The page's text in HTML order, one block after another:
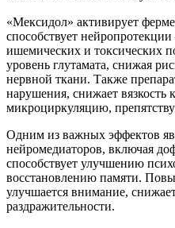
«Мексидол» активирует
способствует
ишемических и токсических
уровень глутамата, снижая
нервной ткани. Также
нарушения, снижает вязкость
микроциркуляцию,
Одним из важных эффектов
нейромедиаторов, включая
способствует улучшению
восстановлению памяти.
улучшается внимание,
раздражительности.